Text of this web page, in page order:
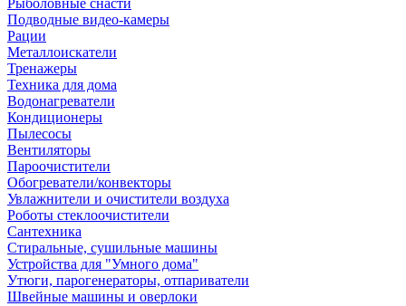
Рыболовные снасти
Подводные видео-камеры
Рации
Металлоискатели
Тренажеры
Техника для дома
Водонагреватели
Кондиционеры
Пылесосы
Вентиляторы
Пароочистители
Обогреватели/конвекторы
Увлажнители и очистители воздуха
Роботы стеклоочистители
Сантехника
Стиральные, сушильные машины
Устройства для "Умного дома"
Утюги, парогенераторы, отпариватели
Швейные машины и оверлоки